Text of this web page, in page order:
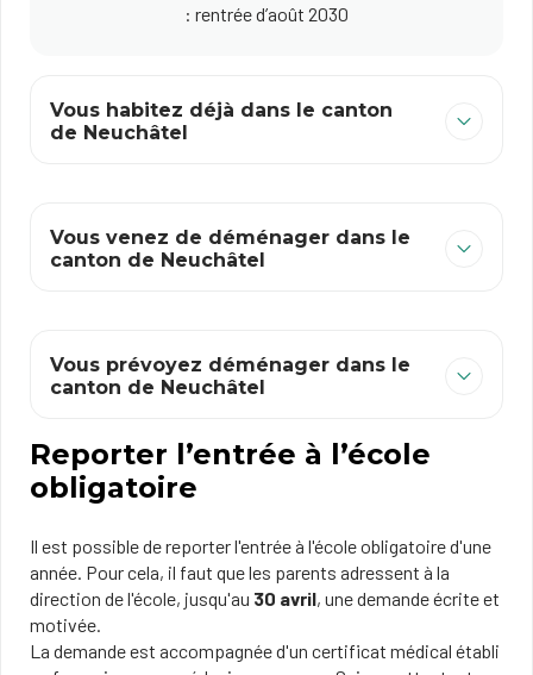
: rentrée d’août 2030
Vous habitez déjà dans le canton
de Neuchâtel
Vous venez de déménager dans le
canton de Neuchâtel
Vous prévoyez déménager dans le
canton de Neuchâtel
Reporter l’entrée à l’école
obligatoire
Il est possible de reporter l'entrée à l'école obligatoire d'une
année. Pour cela, il faut que les parents adressent à la
direction de l'école, jusqu'au 30 avril, une demande écrite et
motivée.
La demande est accompagnée d'un certificat médical établi